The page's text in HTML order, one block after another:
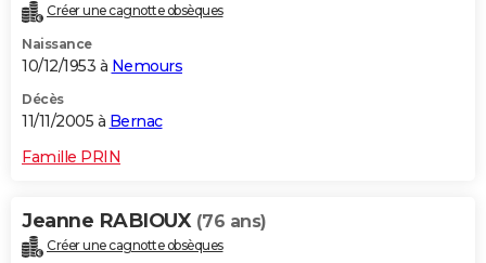
Créer une cagnotte obsèques
Naissance
10/12/1953 à Nemours
Décès
11/11/2005 à Bernac
Famille PRIN
Jeanne RABIOUX (76 ans)
Créer une cagnotte obsèques